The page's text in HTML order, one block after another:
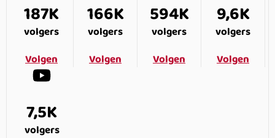
187K
volgers
Volgen
166K
volgers
Volgen
594K
volgers
Volgen
9,6K
volgers
Volgen
7,5K
volgers